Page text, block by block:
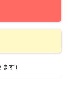
す）